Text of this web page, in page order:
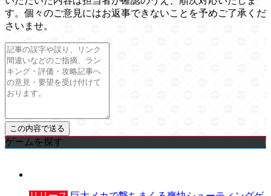
す。個々のご意見にはお返事できないことを予めご了承くだ
さいませ。
ゲームを探す